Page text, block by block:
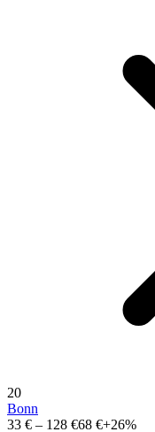
20
Bonn
33 € – 128 €68 €+26%